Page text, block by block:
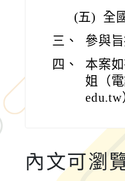
(五)
全
三、
參與
四、
本案
姐（
edu.tw
內文可瀏